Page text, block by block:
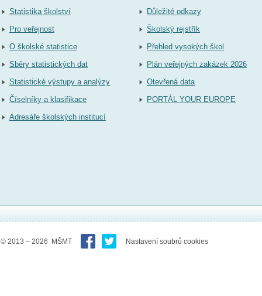
Statistika školství
Pro veřejnost
O školské statistice
Sběry statistických dat
Statistické výstupy a analýzy
Číselníky a klasifikace
Adresáře školských institucí
Důležité odkazy
Školský rejstřík
Přehled vysokých škol
Plán veřejných zakázek 2026
Otevřená data
PORTÁL YOUR EUROPE
© 2013 – 2026 MŠMT Nastavení soubrů cookies